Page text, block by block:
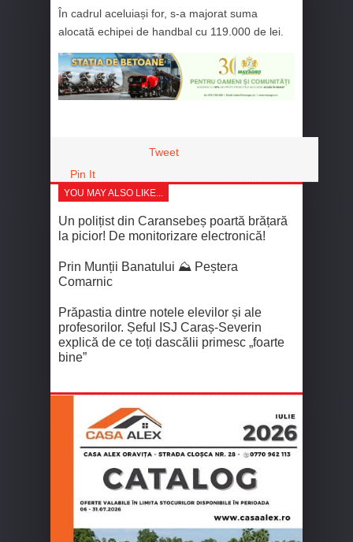
În cadrul aceluiași for, s-a majorat suma
alocată echipei de handbal cu 119.000 de lei.
Tweet
Pin It
YOU MAY ALSO LIKE...
Un polițist din Caransebeș poartă brățară
la picior! De monitorizare electronică!
Prin Munții Banatului ⛰️ Peștera
Comarnic
Prăpastia dintre notele elevilor și ale
profesorilor. Șeful ISJ Caraș-Severin
explică de ce toți dascălii primesc „foarte
bine”